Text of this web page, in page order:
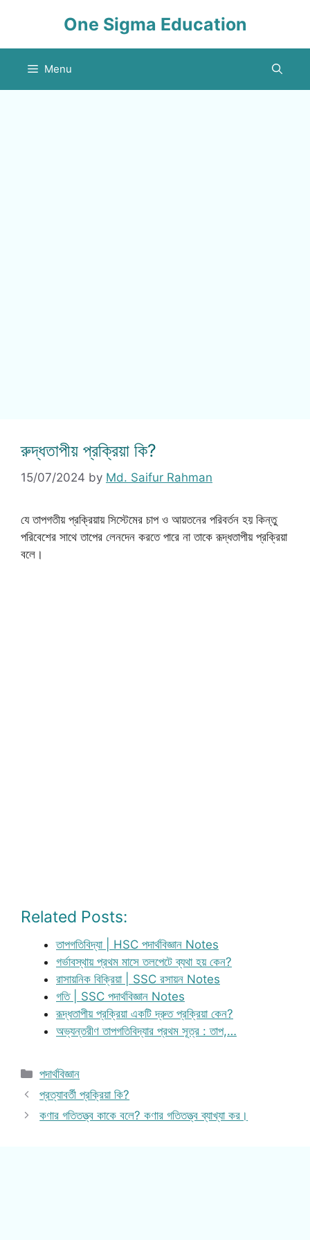
One Sigma Education
Menu
রুদ্ধতাপীয় প্রক্রিয়া কি?
15/07/2024 by Md. Saifur Rahman
যে তাপগতীয় প্রক্রিয়ায় সিস্টেমের চাপ ও আয়তনের পরিবর্তন হয় কিন্তু
পরিবেশের সাথে তাপের লেনদেন করতে পারে না তাকে রূদ্ধতাপীয় প্রক্রিয়া
বলে।
Related Posts:
তাপগতিবিদ্যা | HSC পদার্থবিজ্ঞান Notes
গর্ভাবস্থায় প্রথম মাসে তলপেটে ব্যথা হয় কেন?
রাসায়নিক বিক্রিয়া | SSC রসায়ন Notes
গতি | SSC পদার্থবিজ্ঞান Notes
রূদ্ধতাপীয় প্রক্রিয়া একটি দ্রুত প্রক্রিয়া কেন?
অভ্যন্তরীণ তাপগতিবিদ্যার প্রথম সূত্র : তাপ,…
Categories
পদার্থবিজ্ঞান
প্রত্যাবর্তী প্রক্রিয়া কি?
কণার গতিতত্ত্ব কাকে বলে? কণার গতিতত্ত্ব ব্যাখ্যা কর।